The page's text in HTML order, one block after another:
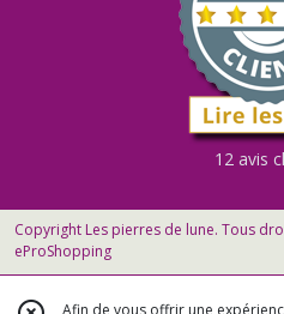
12 avis
Copyright Les pierres de lune. Tous
eProShopping
Afin de vous offrir une